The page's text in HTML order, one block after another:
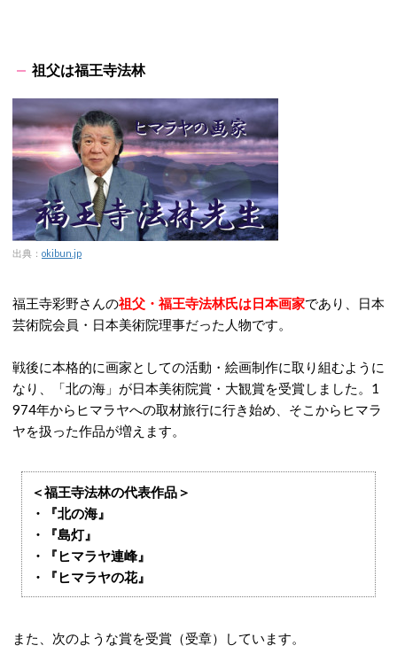
祖父は福王寺法林
出典： okibun.jp
福王寺彩野さんの祖父・福王寺法林氏は日本画家であり、日本
芸術院会員・日本美術院理事だった人物です。
戦後に本格的に画家としての活動・絵画制作に取り組むように
なり、「北の海」が日本美術院賞・大観賞を受賞しました。1
974年からヒマラヤへの取材旅行に行き始め、そこからヒマラ
ヤを扱った作品が増えます。
＜福王寺法林の代表作品＞
・『北の海』
・『島灯』
・『ヒマラヤ連峰』
・『ヒマラヤの花』
また、次のような賞を受賞（受章）しています。